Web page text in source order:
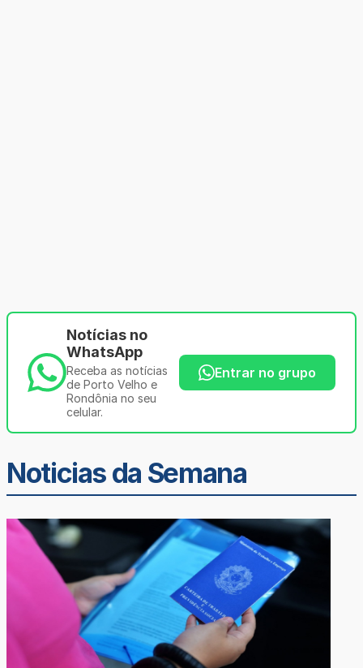
Notícias no
WhatsApp
Receba as notícias
de Porto Velho e
Rondônia no seu
celular.
Entrar no grupo
Noticias da Semana